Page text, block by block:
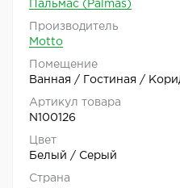
Пальмас (Palmas)
Производитель
Motto
Помещение
Ванная / Гостиная /
Артикул товара
N100126
Цвет
Белый / Серый
Страна